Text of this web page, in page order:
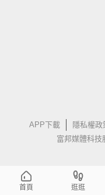
APP下載 隱私權政
富邦媒體科技
首頁 逛逛